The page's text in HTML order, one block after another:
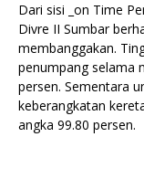
Dari sisi _on Time
Divre II Sumbar
membanggakan.
penumpang selama
persen. Sementara
keberangkatan
angka 99.80 persen.